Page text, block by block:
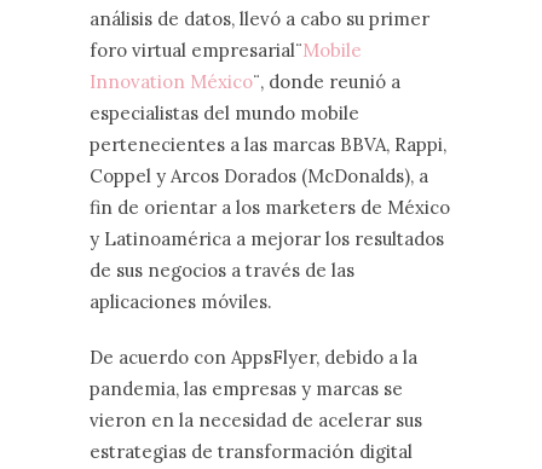
análisis de datos, llevó a cabo su primer
foro virtual empresarial¨Mobile
Innovation México¨, donde reunió a
especialistas del mundo mobile
pertenecientes a las marcas BBVA, Rappi,
Coppel y Arcos Dorados (McDonalds), a
fin de orientar a los marketers de México
y Latinoamérica a mejorar los resultados
de sus negocios a través de las
aplicaciones móviles.
De acuerdo con AppsFlyer, debido a la
pandemia, las empresas y marcas se
vieron en la necesidad de acelerar sus
estrategias de transformación digital